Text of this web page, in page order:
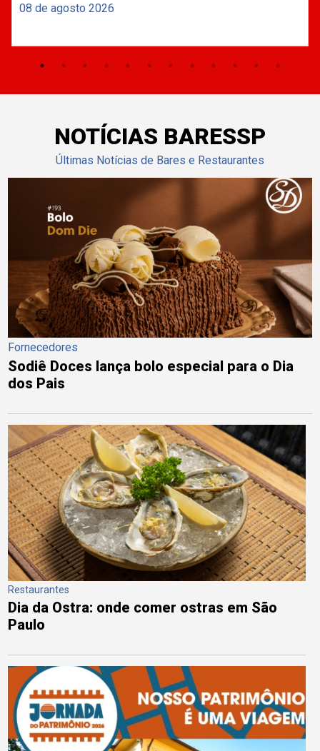
08 de agosto 2026
NOTÍCIAS BARESSP
Últimas Notícias de Bares e Restaurantes
Fornecedores
Sodiê Doces lança bolo especial para o Dia
dos Pais
Restaurantes
Dia da Ostra: onde comer ostras em São
Paulo